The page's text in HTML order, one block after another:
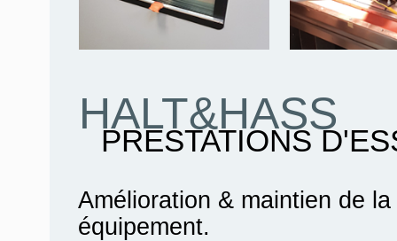
Amélioration & maintien de la
équipement.
PRESTATIONS
HALT&HASS